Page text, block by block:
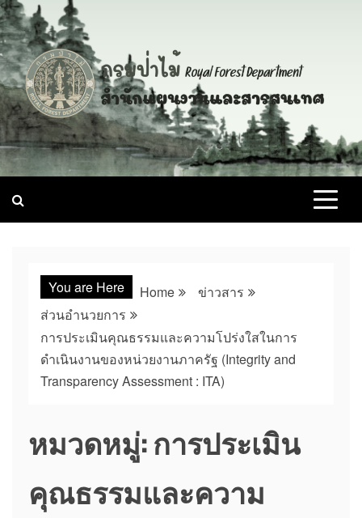
Skip
to
content
You are Here Home
ข่าวสาร
ส่วนอำนวยการ
การประเมินคุณธรรมและความโปร่งใสในการ
ดำเนินงานของหน่วยงานภาครัฐ (Integrity and
Transparency Assessment : ITA)
หมวดหมู่:การประเมิน
คุณธรรมและความ